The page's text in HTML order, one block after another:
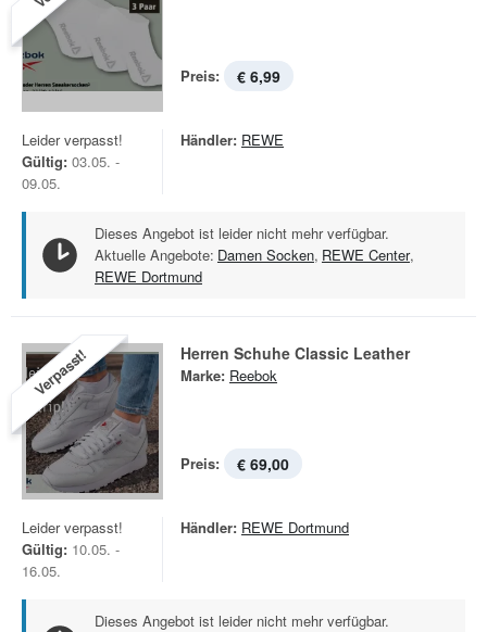
Preis: € 6,99
Leider verpasst!
Gültig: 03.05. -
09.05.
Händler: REWE
Dieses Angebot ist leider nicht mehr verfügbar.
Aktuelle Angebote: Damen Socken, REWE Center,
REWE Dortmund
Verpasst! Herren Schuhe Classic Leather
Marke: Reebok
Preis: € 69,00
Leider verpasst!
Gültig: 10.05. -
16.05.
Händler: REWE Dortmund
Dieses Angebot ist leider nicht mehr verfügbar.